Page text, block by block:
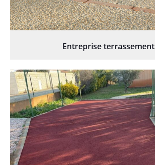
Entreprise terrassement